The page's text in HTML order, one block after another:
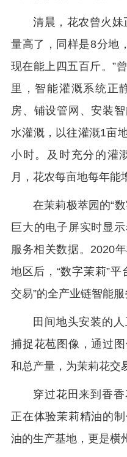
清晨，花农曾火妹
量高了，同样是8分地
现在能上四五百斤。”
里，智能灌溉系统正
房、铺设管网、安装
水灌溉，以往灌溉1亩
小时。及时充分的灌
月，花农每亩地每年能
在茉莉极萃园的“
巨大的电子屏实时显
服务相关数据。2020
地区后，“数字茉莉”
交易”的全产业链智能服
田间地头安装的
捕捉花苞图像，通过
和总产量，为茉莉花交
穿过花田来到香
正在体验茉莉精油的
油的生产基地，更是横